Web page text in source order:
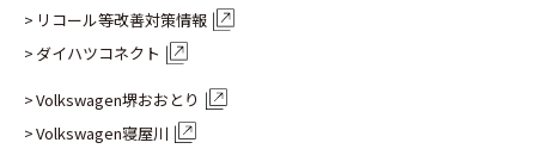
リコール等改善対策情報
ダイハツコネクト
Volkswagen堺おおとり
Volkswagen寝屋川